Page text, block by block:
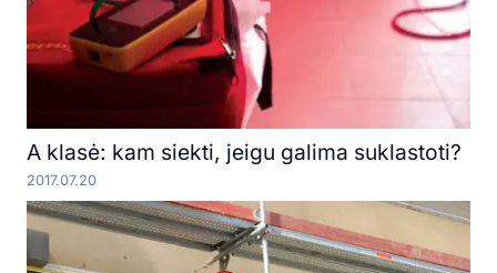
A klasė: kam siekti, jeigu galima suklastoti?
2017.07.20